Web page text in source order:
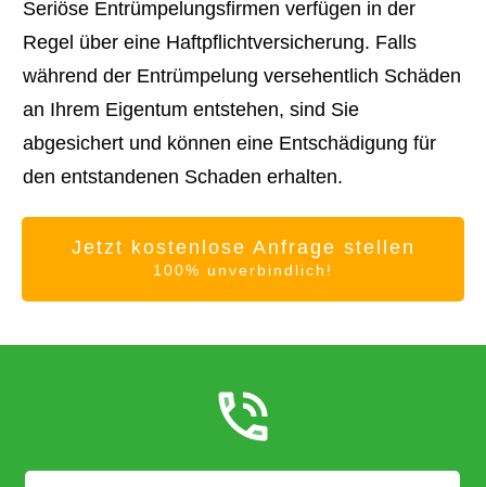
Seriöse Entrümpelungsfirmen verfügen in der
Regel über eine Haftpflichtversicherung. Falls
während der Entrümpelung versehentlich Schäden
an Ihrem Eigentum entstehen, sind Sie
abgesichert und können eine Entschädigung für
den entstandenen Schaden erhalten.
Jetzt kostenlose Anfrage stellen
100% unverbindlich!